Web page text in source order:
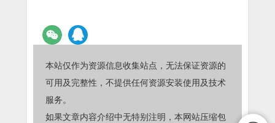
本站仅作为资源信息收集站点，无法保证资源的
可用及完整性，不提供任何资源安装使用及技术
服务。
如果文章内容介绍中无特别注明，本网站压缩包